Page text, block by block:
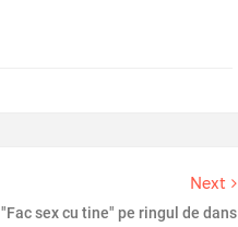
Next
"Fac sex cu tine" pe ringul de dans